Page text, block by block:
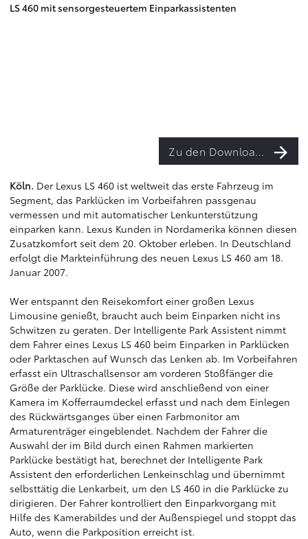
LS 460 mit sensorgesteuertem Einparkassistenten
Zu den Downloads
Köln. Der Lexus LS 460 ist weltweit das erste Fahrzeug im
Segment, das Parklücken im Vorbeifahren passgenau
vermessen und mit automatischer Lenkunterstützung
einparken kann. Lexus Kunden in Nordamerika können diesen
Zusatzkomfort seit dem 20. Oktober erleben. In Deutschland
erfolgt die Markteinführung des neuen Lexus LS 460 am 18.
Januar 2007.
Wer entspannt den Reisekomfort einer großen Lexus
Limousine genießt, braucht auch beim Einparken nicht ins
Schwitzen zu geraten. Der Intelligente Park Assistent nimmt
dem Fahrer eines Lexus LS 460 beim Einparken in Parklücken
oder Parktaschen auf Wunsch das Lenken ab. Im Vorbeifahren
erfasst ein Ultraschallsensor am vorderen Stoßfänger die
Größe der Parklücke. Diese wird anschließend von einer
Kamera im Kofferraumdeckel erfasst und nach dem Einlegen
des Rückwärtsganges über einen Farbmonitor am
Armaturenträger eingeblendet. Nachdem der Fahrer die
Auswahl der im Bild durch einen Rahmen markierten
Parklücke bestätigt hat, berechnet der Intelligente Park
Assistent den erforderlichen Lenkeinschlag und übernimmt
selbsttätig die Lenkarbeit, um den LS 460 in die Parklücke zu
dirigieren. Der Fahrer kontrolliert den Einparkvorgang mit
Hilfe des Kamerabildes und der Außenspiegel und stoppt das
Auto, wenn die Parkposition erreicht ist.